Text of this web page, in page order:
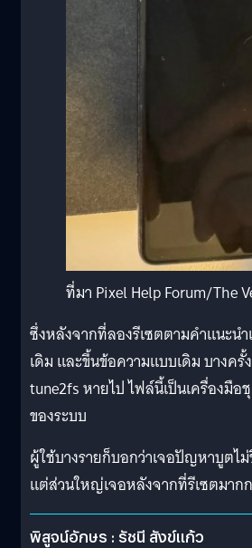
ที่มา Pixel Help Forum/The
ซึ่งหลังจากที่ลองรีเซตตามคำแนะ
เดิม และขึ้นข้อความแบบเดิม บางค
tune2fs หายไป ไฟล์นี้เป็นเครื่องมื
ของระบบ
ผู้ใช้บางรายก็บอกว่าเจอปัญหาบูต
แต่ส่วนใหญ่เจอหลังจากที่รีเซตมาก
พิสูจน์อักษร : รัชนี สังข์แก้ว